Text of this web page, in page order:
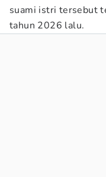
suami istri tersebut
tahun 2026 lalu.